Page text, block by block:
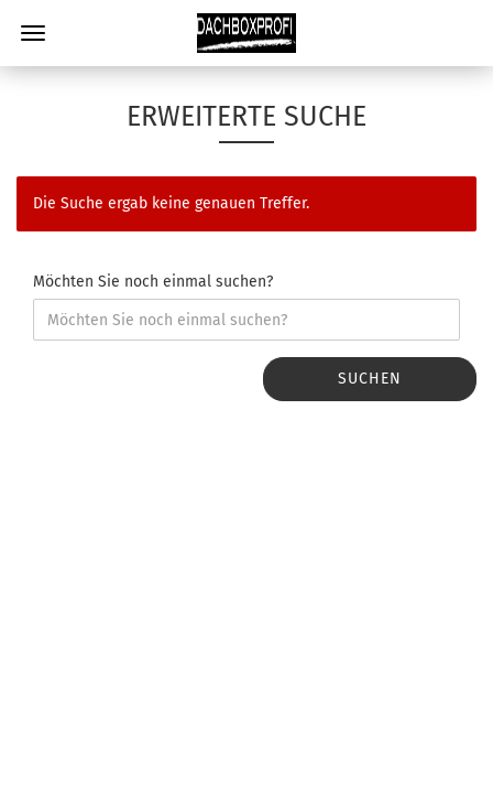
ERWEITERTE SUCHE
Die Suche ergab keine genauen Treffer.
Möchten Sie noch einmal suchen?
SUCHEN